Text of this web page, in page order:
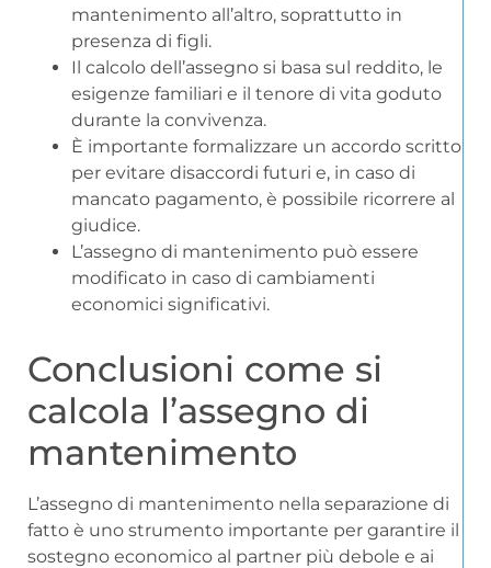
mantenimento all’altro, soprattutto in
presenza di figli.
Il calcolo dell’assegno si basa sul reddito, le
esigenze familiari e il tenore di vita goduto
durante la convivenza.
È importante formalizzare un accordo scritto
per evitare disaccordi futuri e, in caso di
mancato pagamento, è possibile ricorrere al
giudice.
L’assegno di mantenimento può essere
modificato in caso di cambiamenti
economici significativi.
Conclusioni come si
calcola l’assegno di
mantenimento
L’assegno di mantenimento nella separazione di
fatto è uno strumento importante per garantire il
sostegno economico al partner più debole e ai